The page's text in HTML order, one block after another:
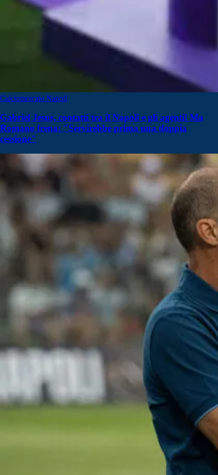
Calciomercato Napoli
Gabriel Jesus, contatti tra il Napoli e gli agenti! Ma
Romano frena: "Servirebbe prima una doppia
cessione"